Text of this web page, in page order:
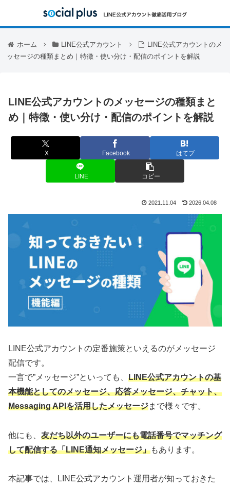
ホーム LINE公式アカウント
LINE公式アカウントのメ
ッセージの種類まとめ｜特徴・使い分け・配信のポイントを解説
LINE公式アカウントのメッセージの種類まと
め｜特徴・使い分け・配信のポイントを解説
X Facebook はてブ
LINE コピー
2021.11.04 2026.04.08
LINE公式アカウントの定番施策といえるのがメッセージ
配信です。
一言で”メッセージ”といっても、 LINE公式アカウントの基
本機能としてのメッセージ、応答メッセージ、チャット、
Messaging APIを活用したメッセージまで様々です。
他にも、 友だち以外のユーザーにも電話番号でマッチング
して配信する「LINE通知メッセージ」もあります。
本記事では、LINE公式アカウント運用者が知っておきた